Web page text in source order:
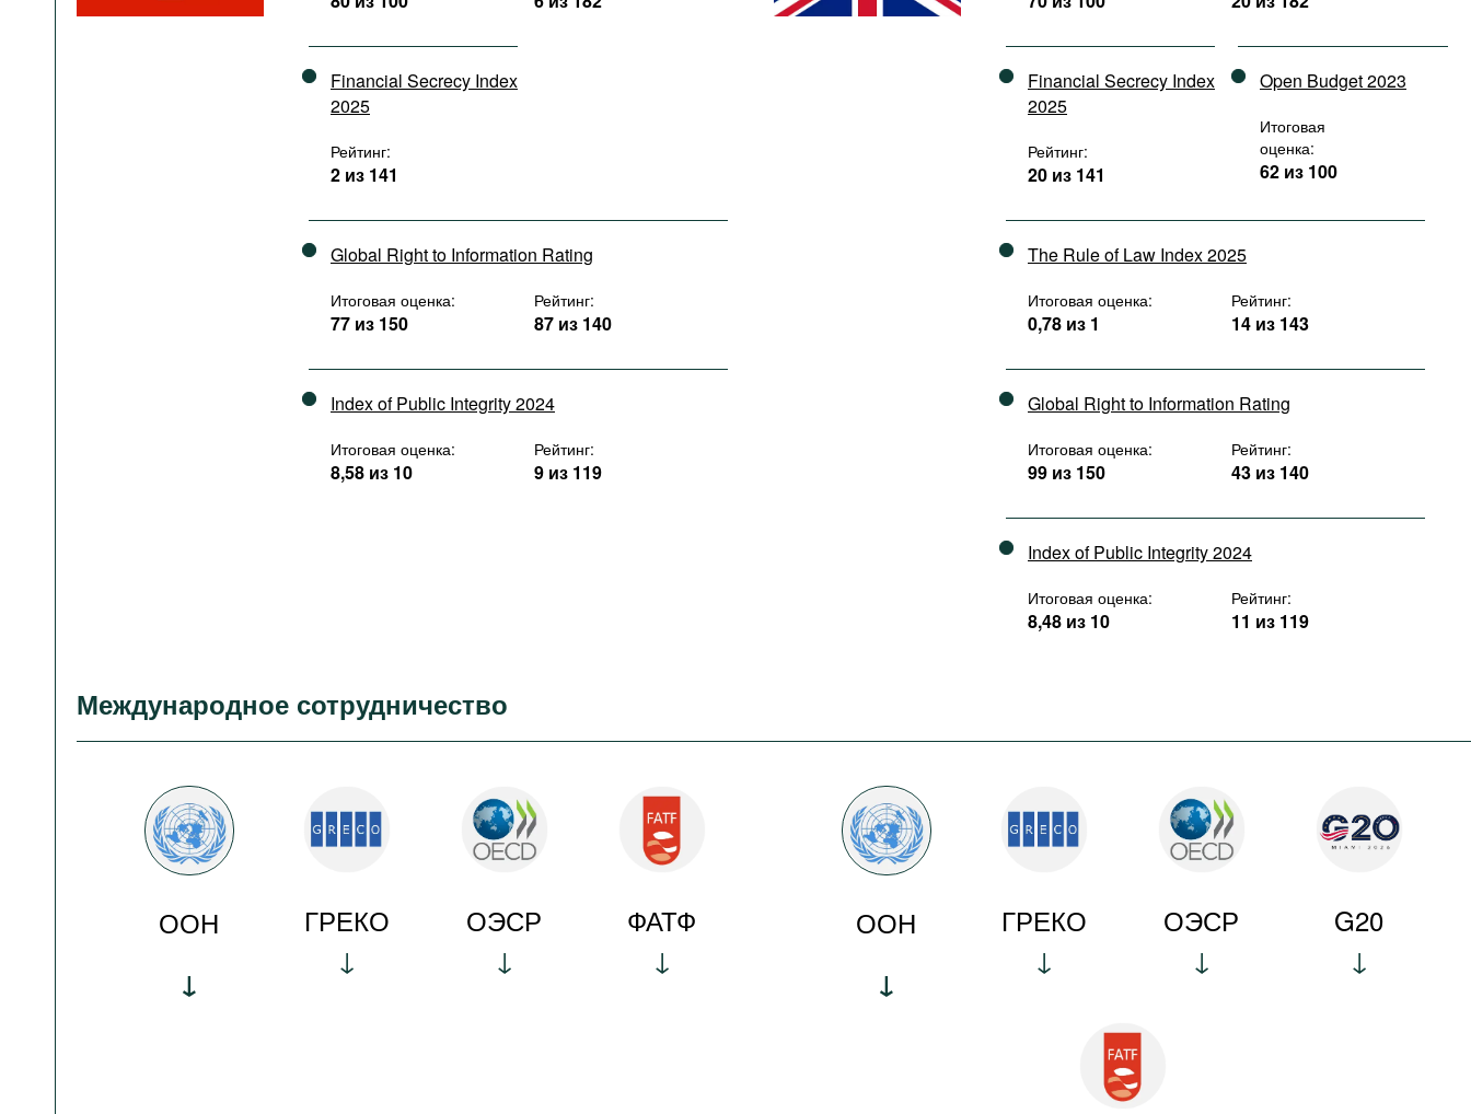
Financial Secrecy Index
2025
Рейтинг:
2 из 141
Global Right to Information Rating
Итоговая оценка:
77 из 150
Рейтинг:
87 из 140
Index of Public Integrity 2024
Итоговая оценка:
8,58 из 10
Рейтинг:
9 из 119
Financial Secrecy Index
2025
Рейтинг:
20 из 141
Open Budget 2023
Итоговая
оценка:
62 из 100
The Rule of Law Index 2025
Итоговая оценка:
0,78 из 1
Рейтинг:
14 из 143
Global Right to Information Rating
Итоговая оценка:
99 из 150
Рейтинг:
43 из 140
Index of Public Integrity 2024
Итоговая оценка:
8,48 из 10
Рейтинг:
11 из 119
Международное сотрудничество
ООН ГРЕКО ОЭСР ФАТФ ООН ГРЕКО ОЭСР G20